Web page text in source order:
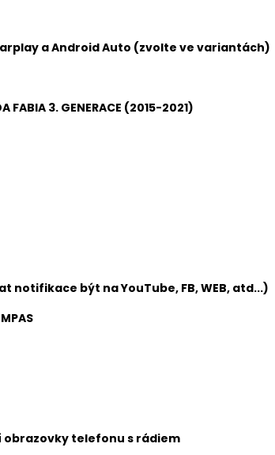
a Android Auto (zvolte ve variantách)
FABIA 3. GENERACE (2015-2021)
notifikace být na YouTube, FB, WEB, atd...)
obrazovky telefonu s rádiem